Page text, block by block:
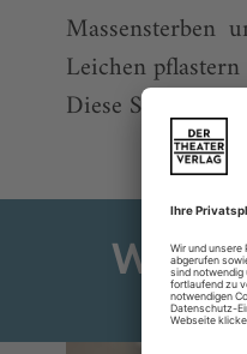
Leichen
Diese